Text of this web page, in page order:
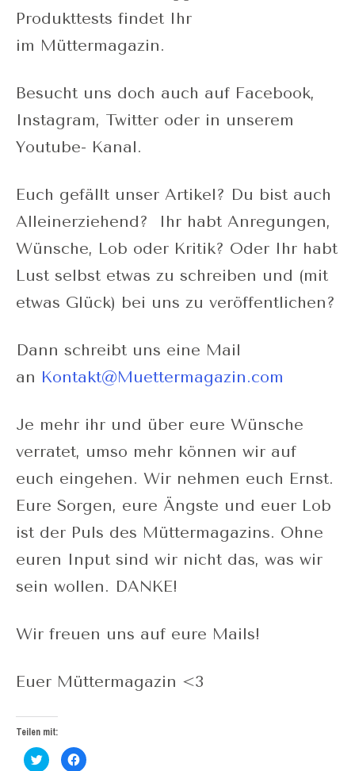
Produkttests findet Ihr
im Müttermagazin.
Besucht uns doch auch auf Facebook,
Instagram, Twitter oder in unserem
Youtube- Kanal.
Euch gefällt unser Artikel? Du bist auch
Alleinerziehend? Ihr habt Anregungen,
Wünsche, Lob oder Kritik? Oder Ihr habt
Lust selbst etwas zu schreiben und (mit
etwas Glück) bei uns zu veröffentlichen?
Dann schreibt uns eine Mail
an Kontakt@Muettermagazin.com
Je mehr ihr und über eure Wünsche
verratet, umso mehr können wir auf
euch eingehen. Wir nehmen euch Ernst.
Eure Sorgen, eure Ängste und euer Lob
ist der Puls des Müttermagazins. Ohne
euren Input sind wir nicht das, was wir
sein wollen. DANKE!
Wir freuen uns auf eure Mails!
Euer Müttermagazin <3
Teilen mit:
Klick,
um
Klick,
um